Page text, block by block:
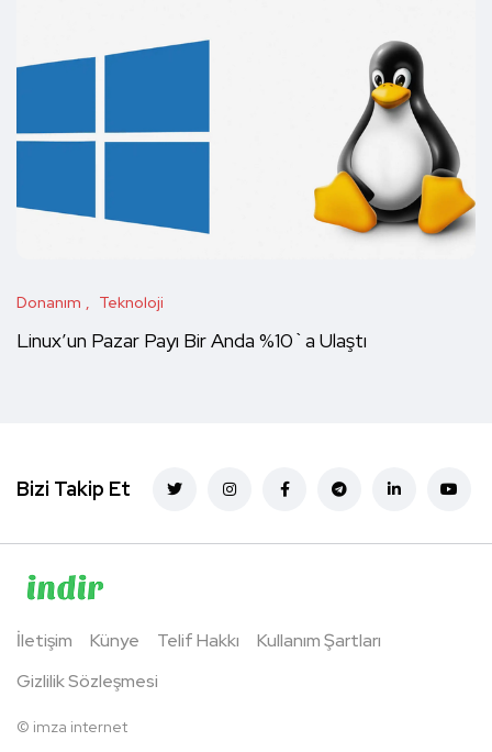
Donanım Teknoloji
Linux’un Pazar Payı Bir Anda %10`a Ulaştı
Bizi Takip Et
İletişim Künye Telif Hakkı
Kullanım Şartları
Gizlilik Sözleşmesi
© imza internet